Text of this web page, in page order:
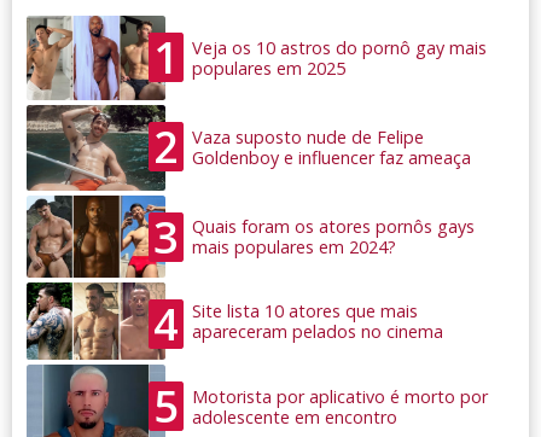
1
Veja os 10 astros do pornô gay mais
populares em 2025
2
Vaza suposto nude de Felipe
Goldenboy e influencer faz ameaça
3
Quais foram os atores pornôs gays
mais populares em 2024?
4
Site lista 10 atores que mais
apareceram pelados no cinema
5
Motorista por aplicativo é morto por
adolescente em encontro